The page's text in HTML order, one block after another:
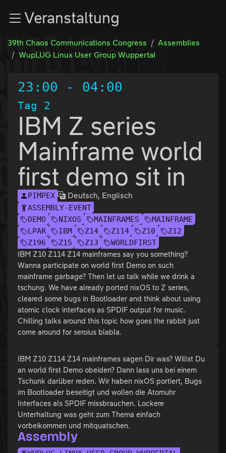
Zum InhaltVeranstaltung
39th Chaos Communications Congress
Assemblies
WupLUG Linux User Group Wuppertal
23:00 - 04:00
Tag 2
IBM Z series
Mainframe world
first demo sit in
PIMPEX Deutsch, Englisch
ASSEMBLY-EVENT
DEMO
NIXOS MAINFRAMES
MAINFRAME
LPAR
IBM Z14 Z114 Z10
Z12
Z196
Z15 Z13 WORLDFIRST
IBM Z10 Z114 Z14 mainframes say you something?
Wanna participate on world first Demo on such
mainframe garbage? Then let us talk while we drink a
tschung. We have already ported nixOS to Z series,
cleared some bugs in Bootloader and think about using
atomic clock interfaces as SPDIF output for music.
Chilling talks around this topic how goes the rabbit just
come around for seroius blabla.
IBM Z10 Z114 Z14 mainframes sagen Dir was? Willst Du
an world first Demo obeiden? Dann lass uns bei einem
Tschunk darüber reden. Wir haben nixOS portiert, Bugs
im Bootloader beseitigt und wollen die Atomuhr
Interfaces als SPDIF missbrauchen. Lockere
Unterhaltung was geht zum Thema einfach
vorbeikommen und mitquatschen.
Assembly